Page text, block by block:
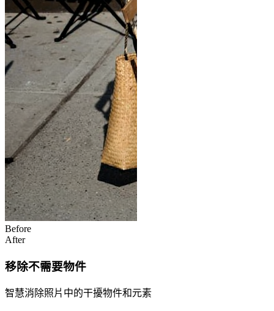
Before
After
移除不需要物件
智慧消除照片中的干擾物件和元素